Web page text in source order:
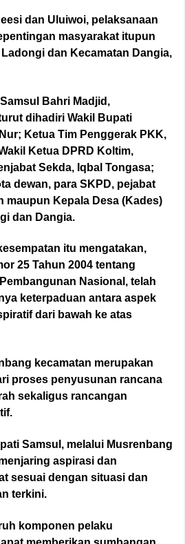
dan Uluiwoi, pelaksanaan
masyarakat itupun
dan Kecamatan Dangia,
Bahri Madjid,
dihadiri Wakil Bupati
Ketua Tim Penggerak PKK,
Ketua DPRD Koltim,
Sekda, Iqbal Tongasa;
dewan, para SKPD, pejabat
maupun Kepala Desa (Kades)
dan Dangia.
itu mengatakan,
25 Tahun 2004 tentang
Nasional, telah
keterpaduan antara aspek
dari bawah ke atas
kecamatan merupakan
proses penyusunan rancana
sekaligus rancangan
Samsul, melalui Musrenbang
aspirasi dan
sesuai dengan situasi dan
terkini.
komponen pelaku